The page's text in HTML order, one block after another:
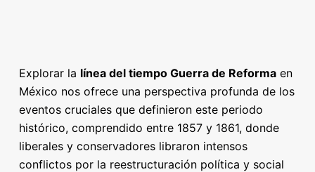
Explorar la línea del tiempo Guerra de Reformaen
México nos ofrece una perspectiva profunda de los
eventos cruciales que definieron este periodo
histórico, comprendido entre 1857 y 1861, donde
liberales y conservadores libraron intensos
conflictos por la reestructuración política y social